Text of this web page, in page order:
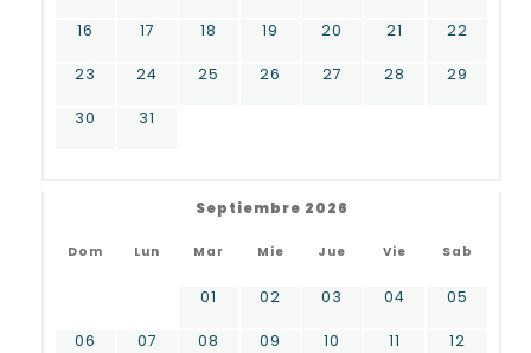
16 17 18 19 20 21 22
23 24 25 26 27 28 29
30 31
Septiembre 2026
Dom Lun Mar Mie Jue Vie Sab
01 02 03 04 05
06 07 08 09 10 11 12